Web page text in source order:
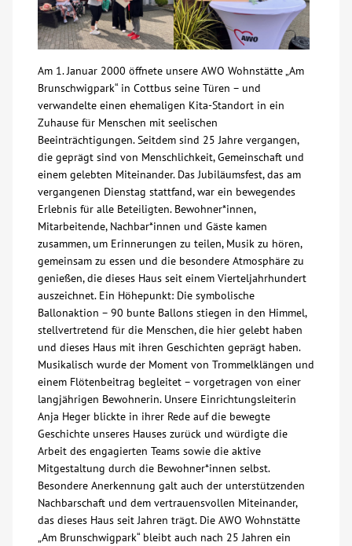
Glossar
Suche
Kontakt
AWO BB Süd
Am 1. Januar 2000 öffnete unsere AWO Wohnstätte „Am
Brunschwigpark“ in Cottbus seine Türen – und
verwandelte einen ehemaligen Kita-Standort in ein
Zuhause für Menschen mit seelischen
Beeinträchtigungen. Seitdem sind 25 Jahre vergangen,
die geprägt sind von Menschlichkeit, Gemeinschaft und
einem gelebten Miteinander. Das Jubiläumsfest, das am
vergangenen Dienstag stattfand, war ein bewegendes
Erlebnis für alle Beteiligten. Bewohner*innen,
Mitarbeitende, Nachbar*innen und Gäste kamen
zusammen, um Erinnerungen zu teilen, Musik zu hören,
gemeinsam zu essen und die besondere Atmosphäre zu
genießen, die dieses Haus seit einem Vierteljahrhundert
auszeichnet. Ein Höhepunkt: Die symbolische
Ballonaktion – 90 bunte Ballons stiegen in den Himmel,
stellvertretend für die Menschen, die hier gelebt haben
und dieses Haus mit ihren Geschichten geprägt haben.
Musikalisch wurde der Moment von Trommelklängen und
einem Flötenbeitrag begleitet – vorgetragen von einer
langjährigen Bewohnerin. Unsere Einrichtungsleiterin
Anja Heger blickte in ihrer Rede auf die bewegte
Geschichte unseres Hauses zurück und würdigte die
Arbeit des engagierten Teams sowie die aktive
Mitgestaltung durch die Bewohner*innen selbst.
Besondere Anerkennung galt auch der unterstützenden
Nachbarschaft und dem vertrauensvollen Miteinander,
das dieses Haus seit Jahren trägt. Die AWO Wohnstätte
„Am Brunschwigpark“ bleibt auch nach 25 Jahren ein